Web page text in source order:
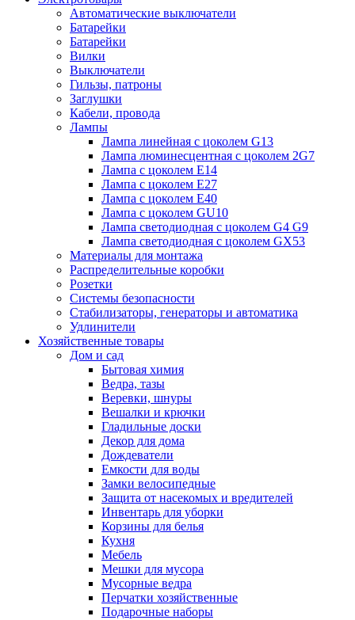
Автоматические выключатели
Батарейки
Батарейки
Вилки
Выключатели
Гильзы, патроны
Заглушки
Кабели, провода
Лампы
Лампа линейная с цоколем G13
Лампа люминесцентная с цоколем 2G7
Лампа с цоколем E14
Лампа с цоколем E27
Лампа с цоколем E40
Лампа с цоколем GU10
Лампа светодиодная с цоколем G4 G9
Лампа светодиодная с цоколем GX53
Материалы для монтажа
Распределительные коробки
Розетки
Системы безопасности
Стабилизаторы, генераторы и автоматика
Удлинители
Хозяйственные товары
Дом и сад
Бытовая химия
Ведра, тазы
Веревки, шнуры
Вешалки и крючки
Гладильные доски
Декор для дома
Дождеватели
Емкости для воды
Замки велосипедные
Защита от насекомых и вредителей
Инвентарь для уборки
Корзины для белья
Кухня
Мебель
Мешки для мусора
Мусорные ведра
Перчатки хозяйственные
Подарочные наборы